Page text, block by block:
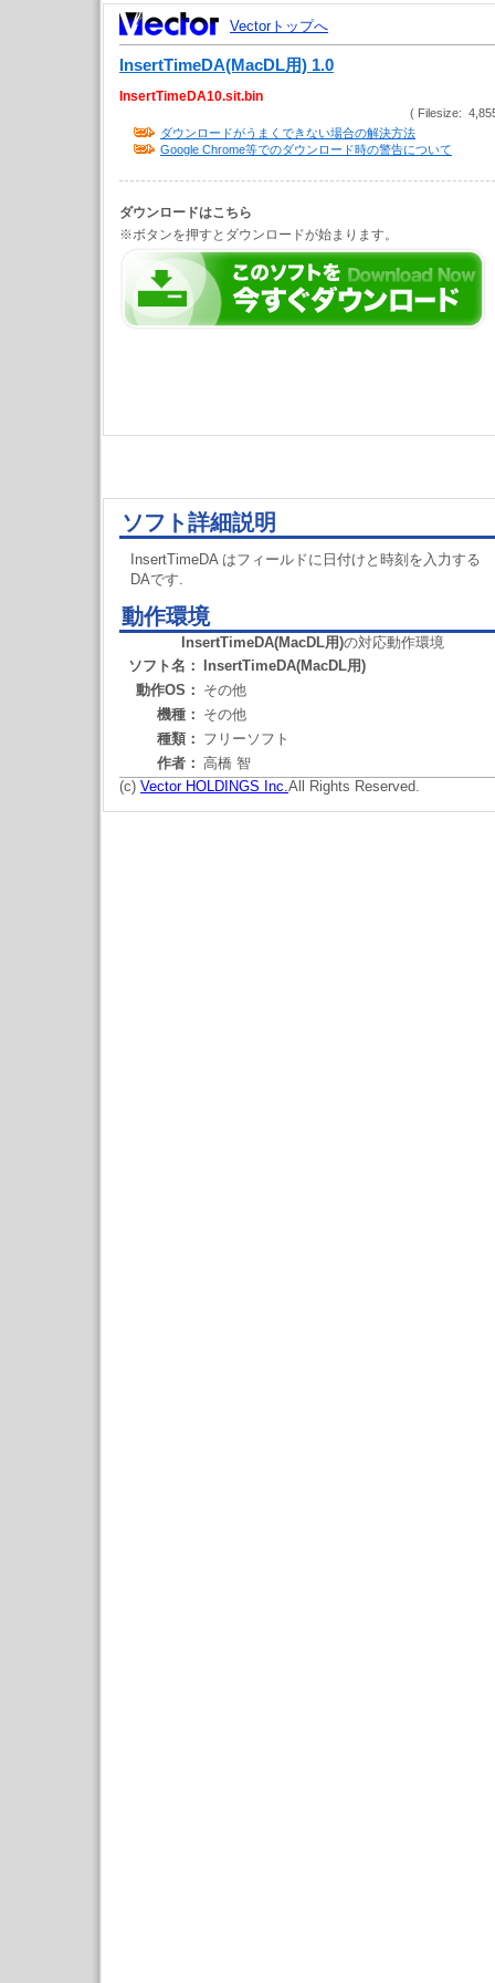
Vectorトップへ
InsertTimeDA(MacDL用) 1.0
InsertTimeDA10.sit.bin
( Filesize:
ダウンロードがうまくできない場合の解決方法
Google Chrome等でのダウンロード時の警告について
ダウンロードはこちら
※ボタンを押すとダウンロードが始まります。
ソフト詳細説明
InsertTimeDA はフィールドに日付けと時刻を入力する
DAです.
動作環境
InsertTimeDA(MacDL用)の対応動作環境
ソフト名：
InsertTimeDA(MacDL用)
動作OS： その他
機種： その他
種類： フリーソフト
作者： 高橋 智
(c) Vector HOLDINGS Inc.All Rights Reserved.